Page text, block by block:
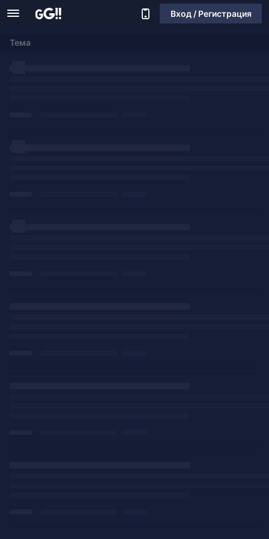
Вход / Регистрация
Тема